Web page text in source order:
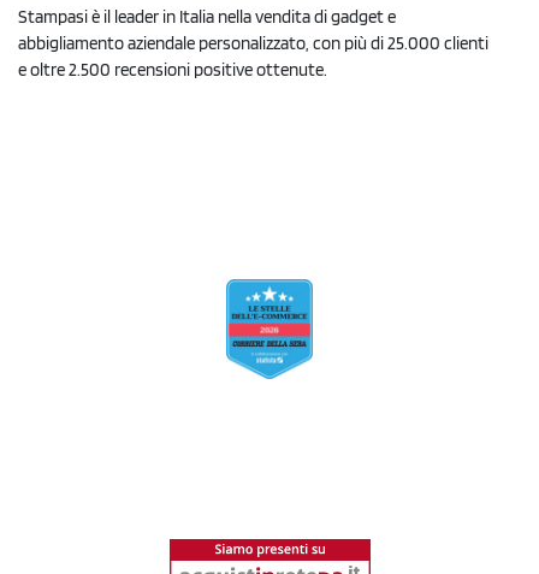
Stampasi è il leader in Italia nella vendita di gadget e
abbigliamento aziendale personalizzato, con più di 25.000 clienti
e oltre 2.500 recensioni positive ottenute.